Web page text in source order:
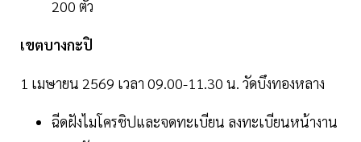
200 ตัว
เขตบางกะปิ
1 เมษายน 2569 เวลา 09.00-11.30 น. วัดบึงทองหลาง
ฉีดฝังไมโครชิปและจดทะเบียน ลงทะเบียนหน้างาน